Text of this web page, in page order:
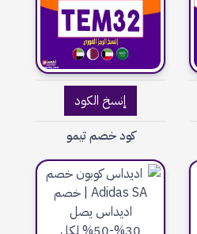
إنسخ الكود
كود خصم تيمو